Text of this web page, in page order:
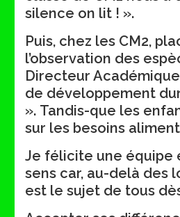
silence on lit ! ».
Puis, chez les CM2,
l’observation des
Directeur
de développement
». Tandis-que les
sur les besoins
Je félicite une équipe
sens car, au-delà des
est le sujet de tous